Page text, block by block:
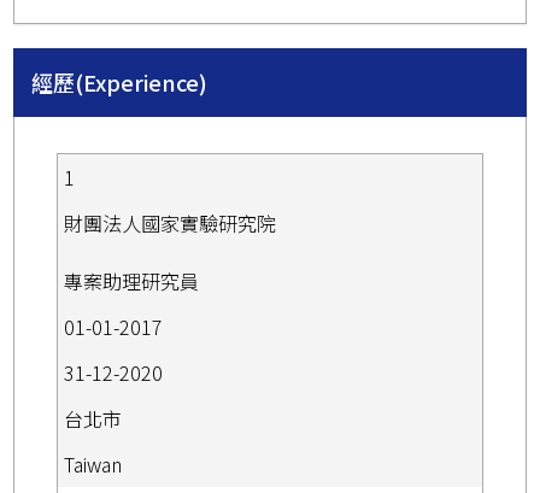
經歷(Experience)
1
財團法人國家實驗研究院
專案助理研究員
01-01-2017
31-12-2020
台北市
Taiwan